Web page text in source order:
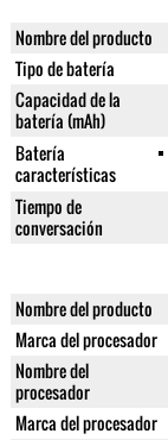
Nombre del producto
Tipo de batería
Capacidad de la
batería (mAh)
Batería
características
Tiempo de
conversación
Nombre del producto
Marca del procesador
Nombre del
procesador
Marca del procesador